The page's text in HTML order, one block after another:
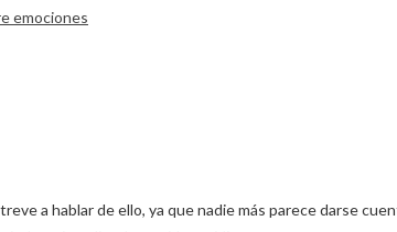
emociones
a hablar de ello, ya que nadie más parece darse